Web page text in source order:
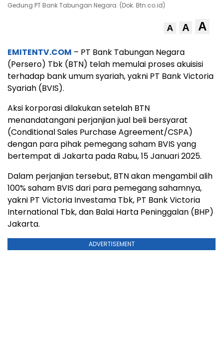
Gedung PT Bank Tabungan Negara. (Dok. Btn.co.id)
A A A
EMITENTV.COM – PT Bank Tabungan Negara
(Persero) Tbk (BTN) telah memulai proses akuisisi
terhadap bank umum syariah, yakni PT Bank Victoria
Syariah (BVIS).
Aksi korporasi dilakukan setelah BTN
menandatangani perjanjian jual beli bersyarat
(Conditional Sales Purchase Agreement/CSPA)
dengan para pihak pemegang saham BVIS yang
bertempat di Jakarta pada Rabu, 15 Januari 2025.
Dalam perjanjian tersebut, BTN akan mengambil alih
100% saham BVIS dari para pemegang sahamnya,
yakni PT Victoria Investama Tbk, PT Bank Victoria
International Tbk, dan Balai Harta Peninggalan (BHP)
Jakarta.
ADVERTISEMENT